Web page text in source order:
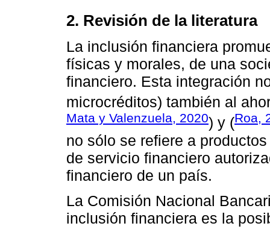
2. Revisión de la literatura
La inclusión financiera
físicas y morales, de una
financiero. Esta integración
microcréditos) también al
Mata y Valenzuela, 2020) y (Roa,
no sólo se refiere a
de servicio financiero
financiero de un país.
La Comisión Nacional
inclusión financiera es la